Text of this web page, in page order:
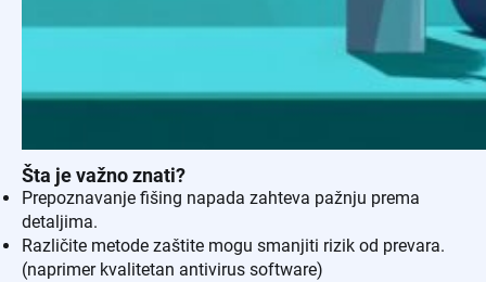
Šta je važno znati?
Prepoznavanje fišing napada zahteva pažnju prema
detaljima.
Različite metode zaštite mogu smanjiti rizik od prevara.
(naprimer kvalitetan antivirus software)